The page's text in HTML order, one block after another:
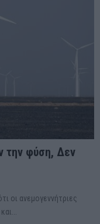
την φύση, Δεν
οι ανεμογεννήτριες